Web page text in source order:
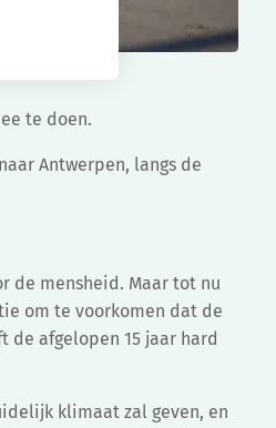
te doen.
Antwerpen, langs de
de mensheid. Maar tot nu
om te voorkomen dat de
de afgelopen 15 jaar hard
klimaat zal geven, en